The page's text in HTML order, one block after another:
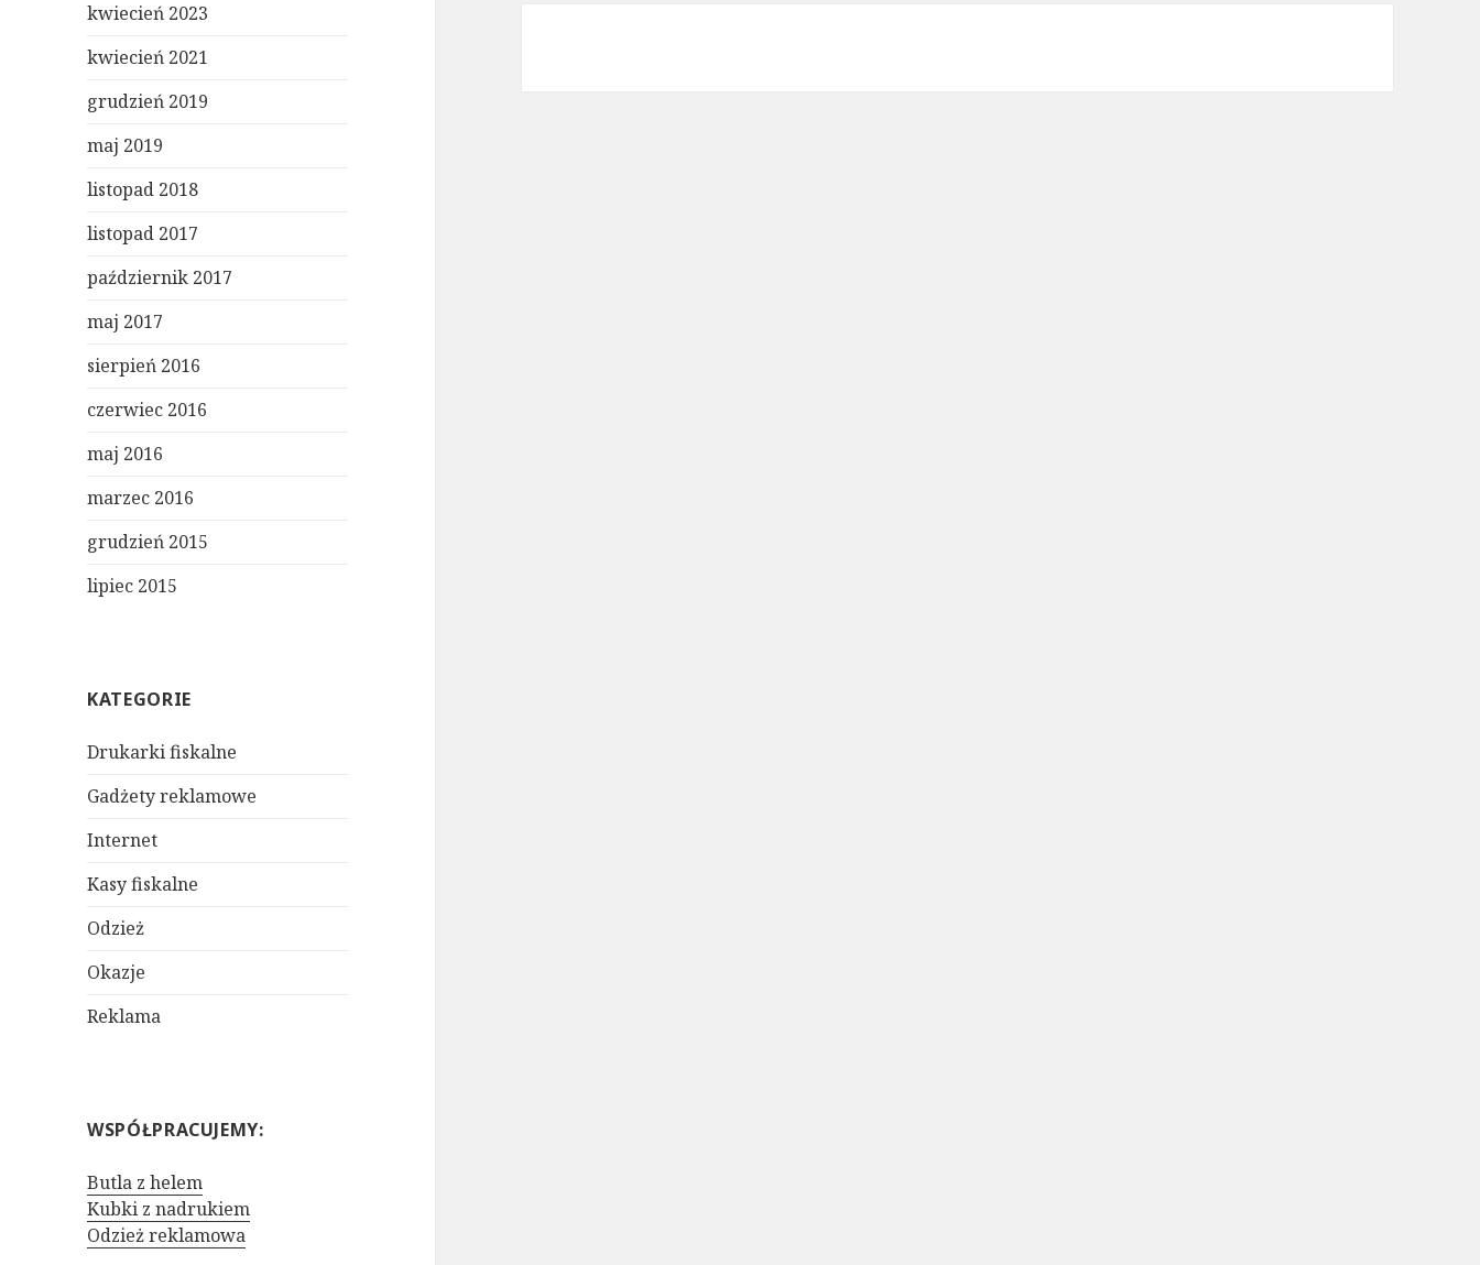
kwiecień 2023
kwiecień 2021
grudzień 2019
maj 2019
listopad 2018
listopad 2017
październik 2017
maj 2017
sierpień 2016
czerwiec 2016
maj 2016
marzec 2016
grudzień 2015
lipiec 2015
KATEGORIE
Drukarki fiskalne
Gadżety reklamowe
Internet
Kasy fiskalne
Odzież
Okazje
Reklama
WSPÓŁPRACUJEMY:
Butla z helem
Kubki z nadrukiem
Odzież reklamowa